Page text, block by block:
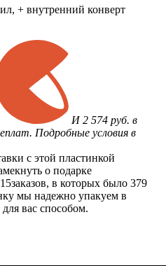
+ внутренний конверт
И 2 574 руб. в
Подробные условия в
с этой пластинкой
о подарке
в которых было 379
мы надежно упакуем в
вас способом.